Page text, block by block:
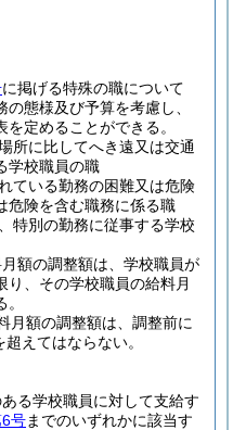
に掲げる特殊の職について
態様及び予算を考慮し、
定めることができる。
所に比してへき遠又は交通
学校職員の職
ている勤務の困難又は危険
危険を含む職務に係る職
特別の勤務に従事する学校
額の調整額は、学校職員が
り、その学校職員の給料月
月額の調整額は、調整前に
えてはならない。
る学校職員に対して支給す
号までのいずれかに該当す